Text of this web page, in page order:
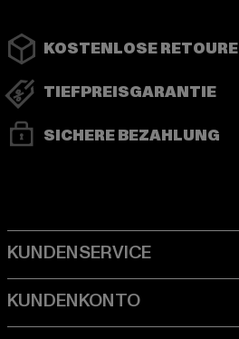
KOSTENLOSE RETOURE
TIEFPREISGARANTIE
SICHERE BEZAHLUNG